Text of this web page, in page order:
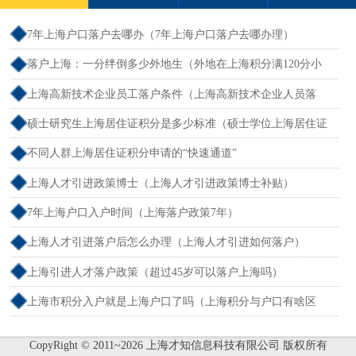
7年上海户口落户去哪办（7年上海户口落户去哪办理）
落户上海：一分绊倒多少外地生（外地在上海积分满120分小
孩可以考上海大学吗）
上海高新技术企业员工落户条件（上海高新技术企业人员落
户）
硕士研究生上海居住证积分是多少标准（硕士学位上海居住证
积分）
不同人群上海居住证积分申请的“快速通道”
上海人才引进政策博士（上海人才引进政策博士补贴）
7年上海户口入户时间（上海落户政策7年）
上海人才引进落户后怎么办理（上海人才引进如何落户）
上海引进人才落户政策（超过45岁可以落户上海吗）
上海市积分入户就是上海户口了吗（上海积分与户口有啥区
CopyRight © 2011~2026 上海才知信息科技有限公司 版权所有